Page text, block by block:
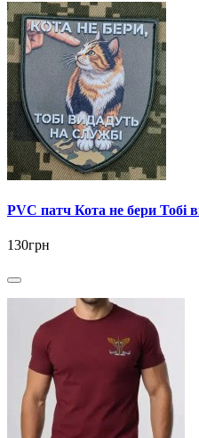
PVC патч Кота не бери Тобі
130грн